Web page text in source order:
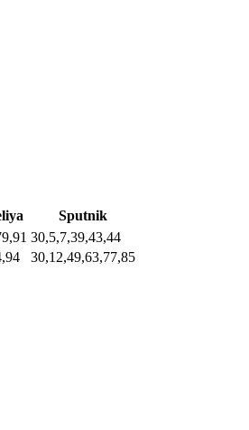
Sputnik
30,5,7,39,43,44
30,12,49,63,77,85